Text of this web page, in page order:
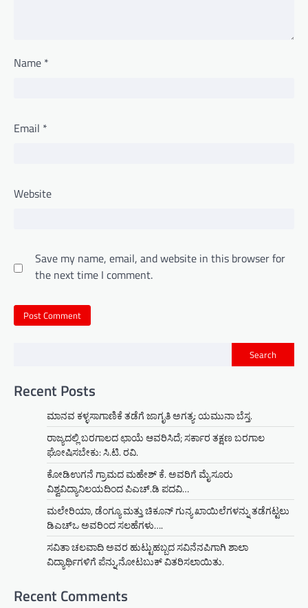
Name *
Email *
Website
Save my name, email, and website in this browser for
the next time I comment.
Search
Recent Posts
ಮಾನವ ಕಳ್ಳಸಾಗಾಣಿಕೆ ತಡೆಗೆ ಜಾಗೃತಿ ಅಗತ್ಯ: ಯಮುನಾ ಬೆಸ್ತ.
ರಾಜ್ಯದಲ್ಲಿ ಬರಗಾಲದ ಛಾಯೆ ಆವರಿಸಿದೆ; ಸರ್ಕಾರ ತಕ್ಷಣ ಬರಗಾಲ
ಘೋಷಿಸಬೇಕು: ಸಿ.ಟಿ. ರವಿ.
ಕೋಡಿಉಗನೆ ಗ್ರಾಮದ ಮಹೇಶ್ ಕೆ. ಅವರಿಗೆ ಮೈಸೂರು
ವಿಶ್ವವಿದ್ಯಾನಿಲಯದಿಂದ ಪಿಎಚ್.ಡಿ ಪದವಿ…
ಮಲೇರಿಯಾ, ಡೆಂಗ್ಯೂ ಮತ್ತು ಚಿಕೂನ್ ಗುನ್ಯ ಖಾಯಿಲೆಗಳನ್ನು ತಡೆಗಟ್ಟಲು
ಡಿಎಚ್‌ಒ ಅವರಿಂದ ಸಲಹೆಗಳು….
ಸವಿತಾ ಚಲವಾದಿ ಅವರ ಹುಟ್ಟುಹಬ್ಬದ ಸವಿನೆನಪಿಗಾಗಿ ಶಾಲಾ
ವಿದ್ಯಾರ್ಥಿಗಳಿಗೆ ಪೆನ್ನು,ನೋಟಬುಕ್ ವಿತರಿಸಲಾಯಿತು.
Recent Comments